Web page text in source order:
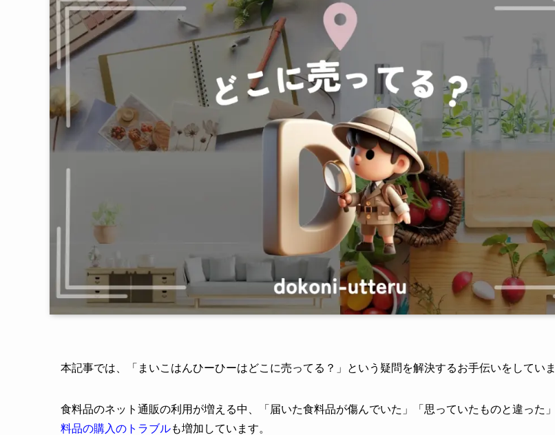
本記事では、「まいこはんひーひーはどこに売ってる？」という疑問を解決するお手伝いをしていま
食料品のネット通販の利用が増える中、「届いた食料品が傷んでいた」「思っていたものと違った
料品の購入のトラブルも増加しています。